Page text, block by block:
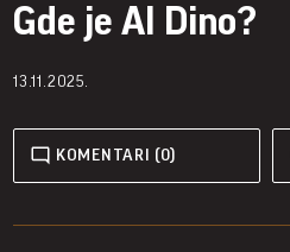
Gde je Al Dino?
13.11.2025.
KOMENTARI (0)